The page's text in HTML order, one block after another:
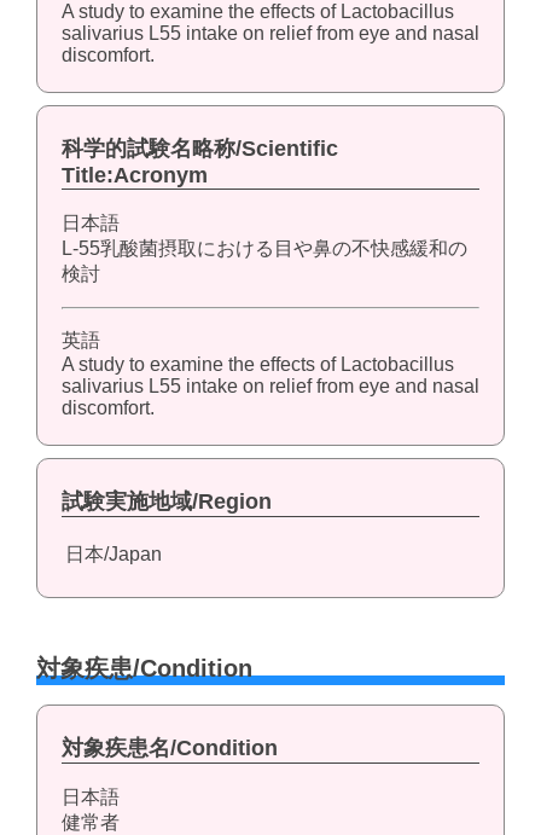
A study to examine the effects of Lactobacillus
salivarius L55 intake on relief from eye and nasal
discomfort.
科学的試験名略称/Scientific
Title:Acronym
日本語
L-55乳酸菌摂取における目や鼻の不快感緩和の
検討
英語
A study to examine the effects of Lactobacillus
salivarius L55 intake on relief from eye and nasal
discomfort.
試験実施地域/Region
日本/Japan
対象疾患/Condition
対象疾患名/Condition
日本語
健常者